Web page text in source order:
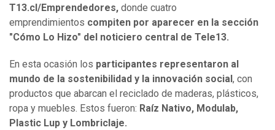
T13.cl/Emprendedores, donde cuatro
emprendimientos compiten por aparecer en la sección
"Cómo Lo Hizo" del noticiero central de Tele13.
En esta ocasión los participantes representaron al
mundo de la sostenibilidad y la innovación social , con
productos que abarcan el reciclado de maderas, plásticos,
ropa y muebles. Estos fueron: Raíz Nativo, Modulab,
Plastic Lup y Lombriclaje.